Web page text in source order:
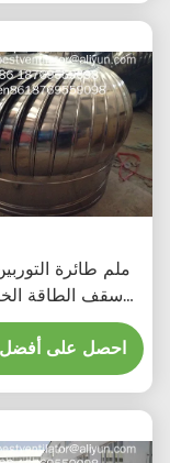
سقف الطاقة
مروحة الصرف
احصل على